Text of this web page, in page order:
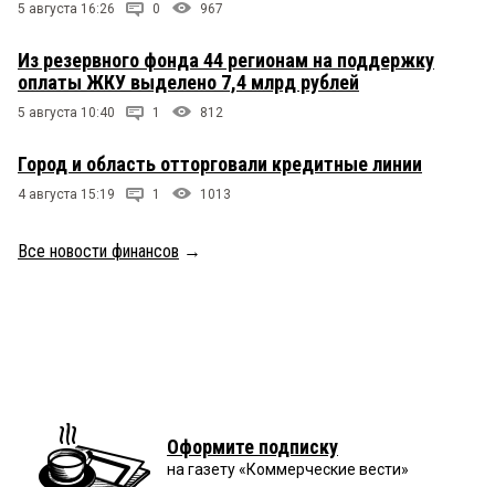
5 августа 16:26 0 967
Из резервного фонда 44 регионам на поддержку
оплаты ЖКУ выделено 7,4 млрд рублей
5 августа 10:40 1 812
Город и область отторговали кредитные линии
4 августа 15:19 1 1013
Все новости финансов →
Оформите подписку
на газету «Коммерческие вести»